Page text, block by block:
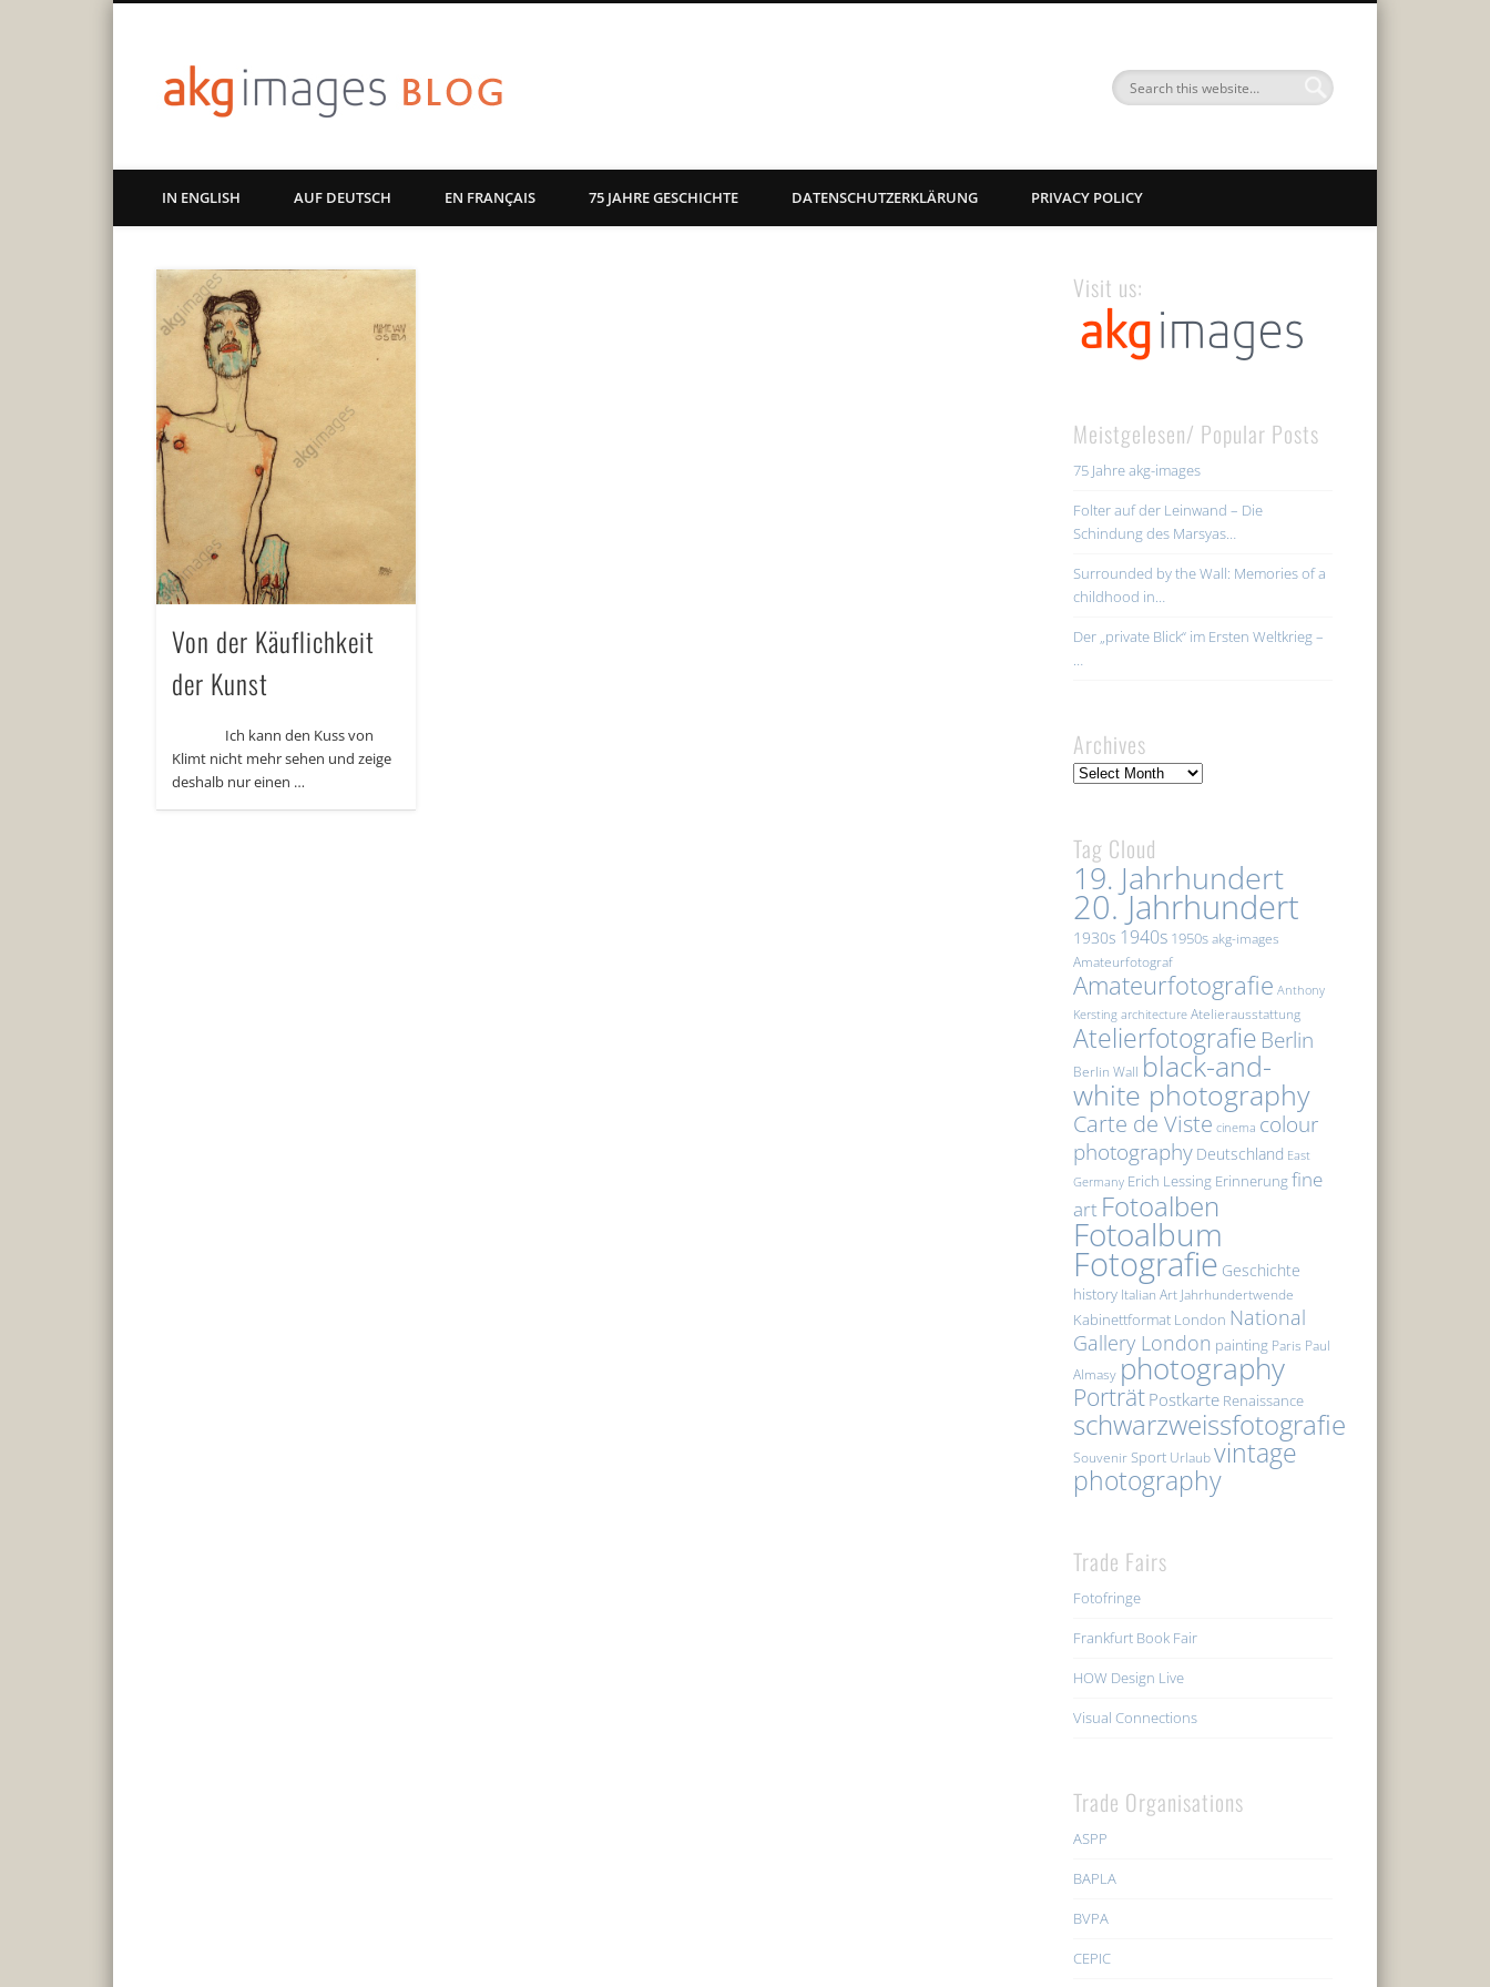
Art | Culture | History
IN ENGLISH AUF DEUTSCH EN FRANÇAIS 75 JAHRE GESCHICHTE DATENSCHUTZERKLÄRUNG PRIVACY POLICY
Von der Käuflichkeit
der Kunst
Ich kann den Kuss von
Klimt nicht mehr sehen und zeige
deshalb nur einen …
Visit us:
Meistgelesen/ Popular Posts
75 Jahre akg-images
Folter auf der Leinwand – Die
Schindung des Marsyas…
Surrounded by the Wall: Memories of a
childhood in…
Der „private Blick“ im Ersten Weltkrieg –
…
Archives
Archives
Tag Cloud
19. Jahrhundert
20. Jahrhundert
1930s 1940s 1950s akg-images
Amateurfotograf
Amateurfotografie Anthony
Kersting architecture Atelierausstattung
Atelierfotografie Berlin
Berlin Wall black-and-
white photography
Carte de Viste cinema colour
photography Deutschland East
Germany Erich Lessing Erinnerungfine
art Fotoalben
Fotoalbum
Fotografie Geschichte
history Italian Art Jahrhundertwende
Kabinettformat London National
Gallery London painting Paris Paul
Almasy photography
Porträt Postkarte Renaissance
schwarzweissfotografie
Souvenir Sport Urlaub vintage
photography
Trade Fairs
Fotofringe
Frankfurt Book Fair
HOW Design Live
Visual Connections
Trade Organisations
ASPP
BAPLA
BVPA
CEPIC